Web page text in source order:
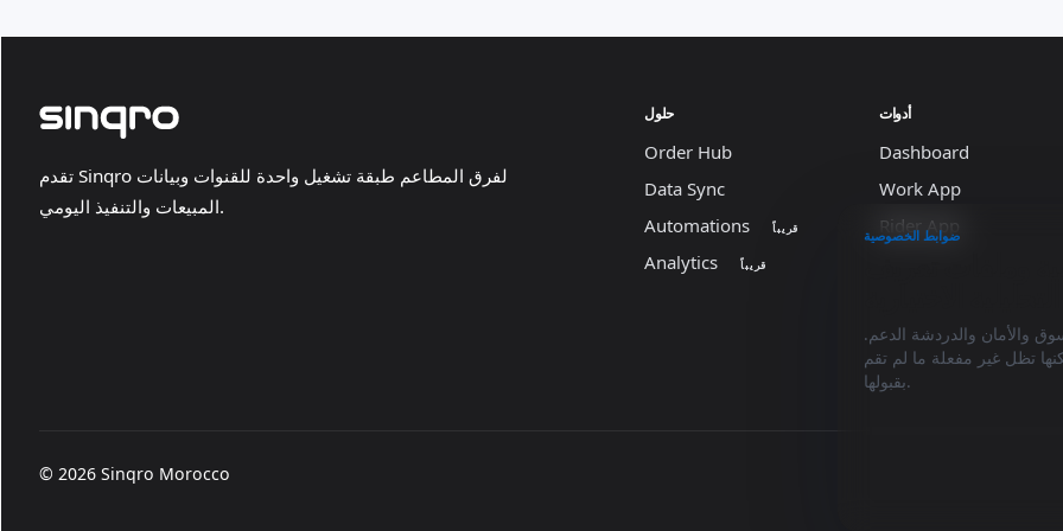
تقدم Sinqro لفرق المطاعم طبقة تشغيل واحدة للقنوات وبيانات
المبيعات والتنفيذ اليومي.
حلول
Order Hub
Data Sync
Automations
قريباً
Analytics قريباً
أدوات
Dashboard
Work App
Rider App
© 2026 Sinqro Morocco
ضوابط الخصوصية
والأمان والدردشة الدعم.
تظل غير مفعلة ما لم تقم
بقبولها.